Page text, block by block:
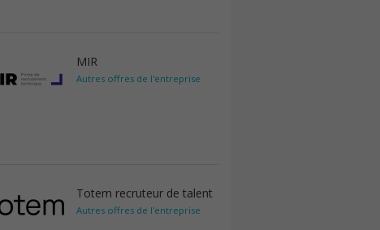
MIR
Autres offres de l'entreprise
Totem recruteur de talent
Autres offres de l'entreprise